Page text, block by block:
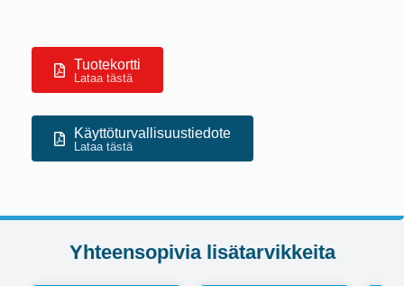
Tuotekortti
Lataa tästä
Käyttöturvallisuustiedote
Lataa tästä
Yhteensopivia lisätarvikkeita